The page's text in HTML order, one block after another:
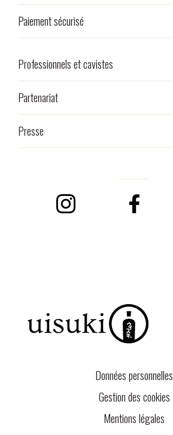
Paiement sécurisé
Professionnels et cavistes
Partenariat
Presse
Données personnelles
Gestion des cookies
Mentions légales